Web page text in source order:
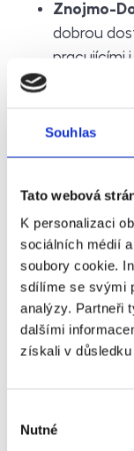
Souhlas
Tato webová
K personalizaci
sociálních médií
soubory cookie.
sdílíme se svými
analýzy. Partneři
dalšími
získali v
souhlasu
Nutné
Znojmo-
dobrou
pracujícími i
moderními
Znojmo-
vinicemi,
na přírodu.
Znojmo-
s
města.